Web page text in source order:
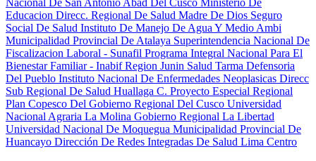
Nacional De San Antonio Abad Del Cusco Ministerio De
Educacion Direcc. Regional De Salud Madre De Dios Seguro
Social De Salud Instituto De Manejo De Agua Y Medio Ambi
Municipalidad Provincial De Atalaya Superintendencia Nacional De
Fiscalizacion Laboral - Sunafil Programa Integral Nacional Para El
Bienestar Familiar - InabifRegion Junin Salud Tarma Defensoria
Del Pueblo Instituto Nacional De Enfermedades Neoplasicas Direcc
Sub Regional De Salud Huallaga C. Proyecto Especial Regional
Plan Copesco Del Gobierno Regional Del Cusco Universidad
Nacional Agraria La Molina Gobierno Regional La Libertad
Universidad Nacional De Moquegua Municipalidad Provincial De
Huancayo Dirección De Redes Integradas De Salud Lima Centro